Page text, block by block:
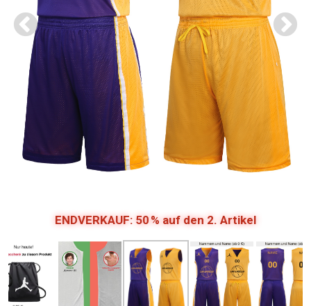
ENDVERKAUF: 50 % auf den 2. Artikel